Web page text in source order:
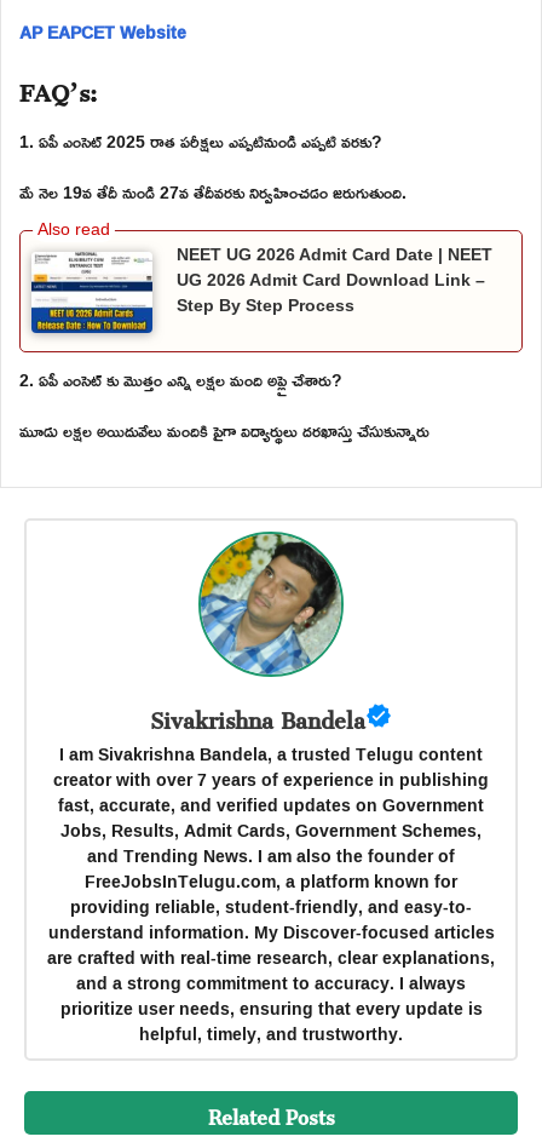
AP EAPCET Website
FAQ’s:
1. ఏపీ ఎంసెట్ 2025 రాత పరీక్షలు ఎప్పటినుండి ఎప్పటి వరకు?
మే నెల 19వ తేదీ నుండి 27వ తేదీవరకు నిర్వహించడం జరుగుతుంది.
NEET UG 2026 Admit Card Date | NEET
UG 2026 Admit Card Download Link –
Step By Step Process
2. ఏపీ ఎంసెట్ కు మొత్తం ఎన్ని లక్షల మంది అప్లై చేశారు?
మూడు లక్షల అయిదువేలు మందికి పైగా విద్యార్థులు దరఖాస్తు చేసుకున్నారు
Sivakrishna Bandela
I am Sivakrishna Bandela, a trusted Telugu content
creator with over 7 years of experience in publishing
fast, accurate, and verified updates on Government
Jobs, Results, Admit Cards, Government Schemes,
and Trending News. I am also the founder of
FreeJobsInTelugu.com, a platform known for
providing reliable, student-friendly, and easy-to-
understand information. My Discover-focused articles
are crafted with real-time research, clear explanations,
and a strong commitment to accuracy. I always
prioritize user needs, ensuring that every update is
helpful, timely, and trustworthy.
Related Posts